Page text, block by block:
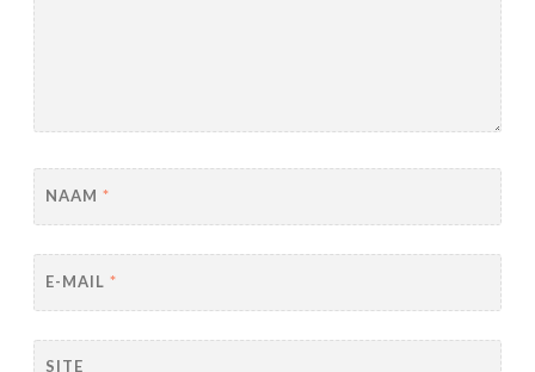
NAAM *
E-MAIL *
SITE